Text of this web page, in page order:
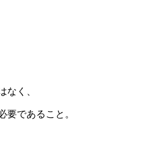
なく、
要であること。